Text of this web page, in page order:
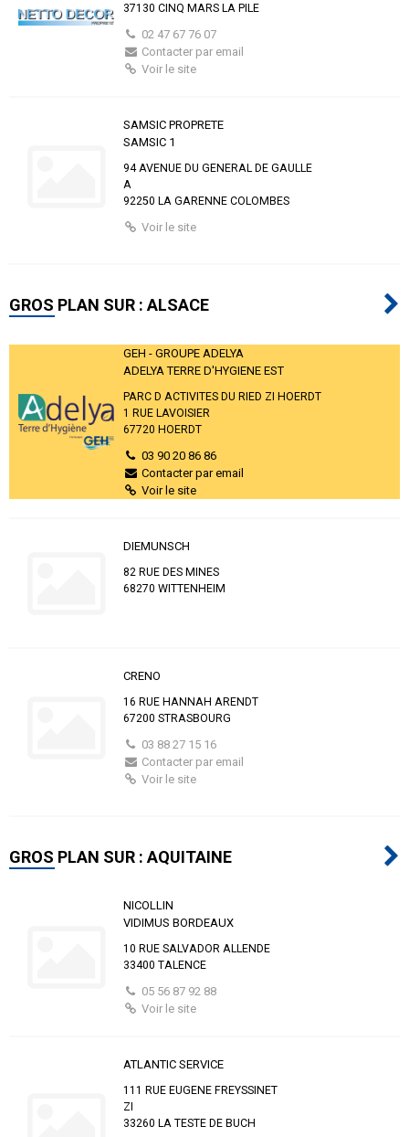
37130 CINQ MARS LA PILE
02 47 67 76 07
Contacter par email
Voir le site
SAMSIC PROPRETE
SAMSIC 1
94 AVENUE DU GENERAL DE GAULLE
A
92250 LA GARENNE COLOMBES
Voir le site
GROS PLAN SUR : ALSACE
GEH - GROUPE ADELYA
ADELYA TERRE D'HYGIENE EST
PARC D ACTIVITES DU RIED ZI HOERDT
1 RUE LAVOISIER
67720 HOERDT
03 90 20 86 86
Contacter par email
Voir le site
DIEMUNSCH
82 RUE DES MINES
68270 WITTENHEIM
CRENO
16 RUE HANNAH ARENDT
67200 STRASBOURG
03 88 27 15 16
Contacter par email
Voir le site
GROS PLAN SUR : AQUITAINE
NICOLLIN
VIDIMUS BORDEAUX
10 RUE SALVADOR ALLENDE
33400 TALENCE
05 56 87 92 88
Voir le site
ATLANTIC SERVICE
111 RUE EUGENE FREYSSINET
ZI
33260 LA TESTE DE BUCH